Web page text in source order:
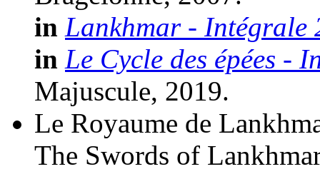
in Lankhmar - Intégrale
in Le Cycle des épées -
Majuscule, 2019.
Le Royaume de
The Swords of